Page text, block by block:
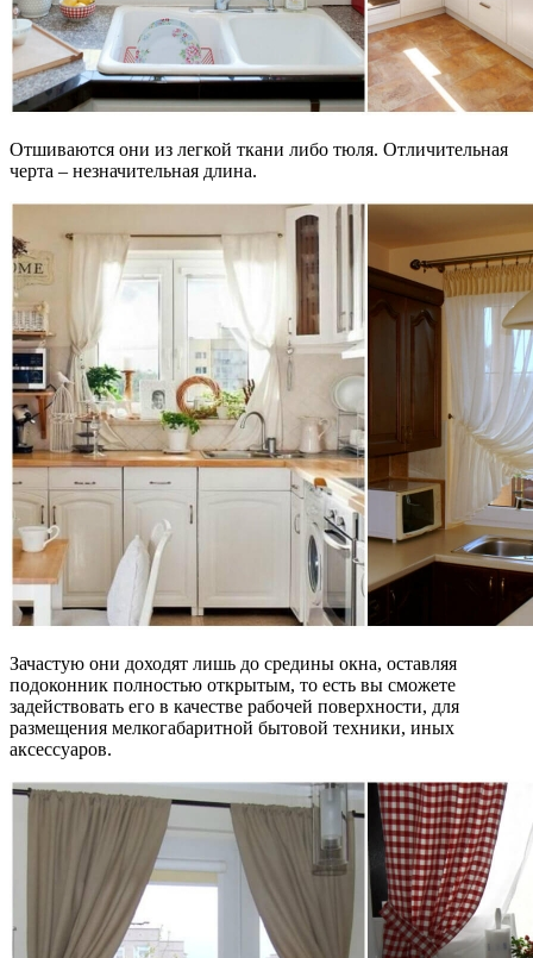
Отшиваются они из легкой ткани либо тюля. Отличительная
черта – незначительная длина.
Зачастую они доходят лишь до средины окна, оставляя
подоконник полностью открытым, то есть вы сможете
задействовать его в качестве рабочей поверхности, для
размещения мелкогабаритной бытовой техники, иных
аксессуаров.